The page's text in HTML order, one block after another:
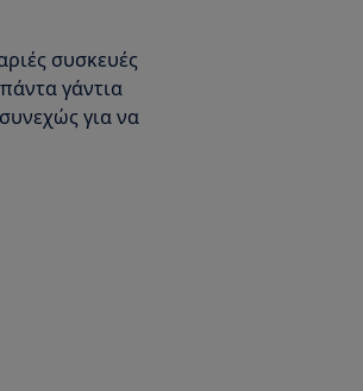
συσκευές
γάντια
για να